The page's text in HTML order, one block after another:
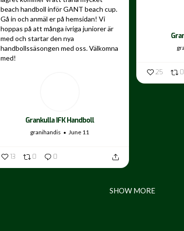
beach handboll inför GANT beach cup.
Gå in och anmäl er på hemsidan! Vi
hoppas på att många ivriga juniorer är
med och startar den nya
handbollssäsongen med oss. Välkomna
med!
Grankulla IFK Handboll
granihandis June 11
13 0 0
25 0
SHOW MORE